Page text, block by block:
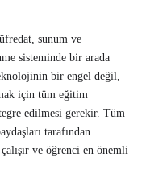
sunum ve
sisteminde bir arada
bir engel değil,
için tüm eğitim
edilmesi gerekir. Tüm
tarafından
ve öğrenci en önemli